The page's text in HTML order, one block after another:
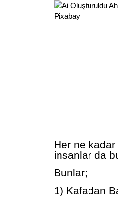
Her ne
insanlar da
Bunlar;
1) Kafadan